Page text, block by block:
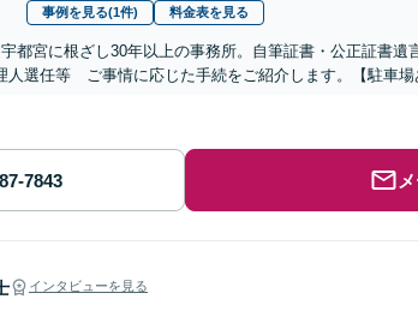
事例を見る(1件) 料金表を見る
宇都宮に根ざし30年以上の事務所。自筆証書・公正証書
人選任等 ご事情に応じた手続をご紹介します。【駐車場
インタビューを見る